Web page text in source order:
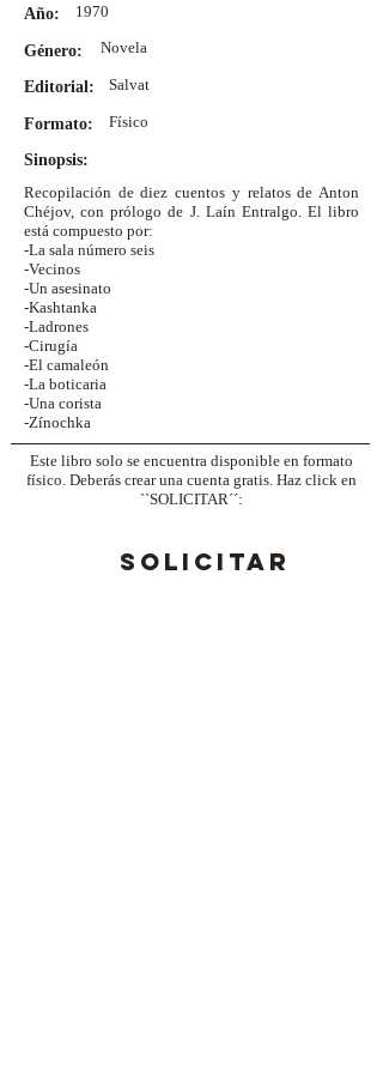
Año:
1970
Género: Novela
Salvat
Editorial:
Formato: Físico
Sinopsis:
Recopilación de diez cuentos y relatos de Anton
Chéjov, con prólogo de J. Laín Entralgo. El libro
está compuesto por:
-La sala número seis
-Vecinos
-Un asesinato
-Kashtanka
-Ladrones
-Cirugía
-El camaleón
-La boticaria
-Una corista
-Zínochka
Este libro solo se encuentra disponible en formato
físico. Deberás crear una cuenta gratis. Haz click en
``SOLICITAR´´:
SOLICITAR